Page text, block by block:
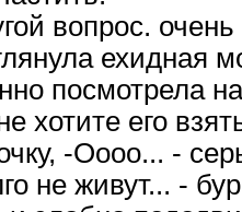
вопрос.
ехидная
посмотрела
хотите его
-Оооо... -
не живут... -